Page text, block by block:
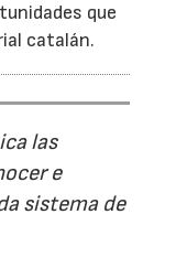
que
catalán.
las
e
sistema de